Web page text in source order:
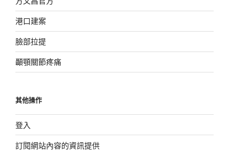
港口建案
臉部拉提
顳顎關節疼痛
其他操作
登入
訂閱網站內容的資訊提供